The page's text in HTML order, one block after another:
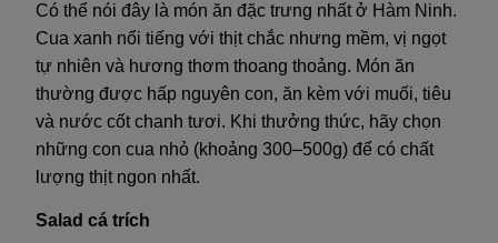
Có thể nói đây là món ăn đặc trưng nhất ở Hàm Ninh.
Cua xanh nổi tiếng với thịt chắc nhưng mềm, vị ngọt
tự nhiên và hương thơm thoang thoảng. Món ăn
thường được hấp nguyên con, ăn kèm với muối, tiêu
và nước cốt chanh tươi. Khi thưởng thức, hãy chọn
những con cua nhỏ (khoảng 300–500g) để có chất
lượng thịt ngon nhất.
Salad cá trích